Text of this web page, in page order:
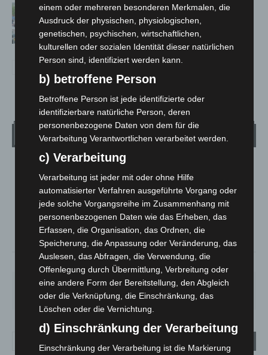
Blaulichtmeile Langenhagen 2026:
Polizei, Feuerwehr und Rettung
hautnah erleben
Wetter
LANGENHAGEN
13.7°C 14.9°
12.2°
83% 3.2m/s 8%
FR.
21°
SA.
26°
SO.
32 °
MO.
30°
DI.
einem oder mehreren besonderen Merkmalen, die
Ausdruck der physischen, physiologischen,
genetischen, psychischen, wirtschaftlichen,
kulturellen oder sozialen Identität dieser natürlichen
Person sind, identifiziert werden kann.
b) betroffene Person
Betroffene Person ist jede identifizierte oder
identifizierbare natürliche Person, deren
personenbezogene Daten von dem für die
Verarbeitung Verantwortlichen verarbeitet werden.
c) Verarbeitung
Verarbeitung ist jeder mit oder ohne Hilfe
automatisierter Verfahren ausgeführte Vorgang oder
jede solche Vorgangsreihe im Zusammenhang mit
personenbezogenen Daten wie das Erheben, das
Erfassen, die Organisation, das Ordnen, die
Speicherung, die Anpassung oder Veränderung, das
Auslesen, das Abfragen, die Verwendung, die
Offenlegung durch Übermittlung, Verbreitung oder
eine andere Form der Bereitstellung, den Abgleich
oder die Verknüpfung, die Einschränkung, das
Löschen oder die Vernichtung.
d) Einschränkung der Verarbeitung
Einschränkung der Verarbeitung ist die Markierung